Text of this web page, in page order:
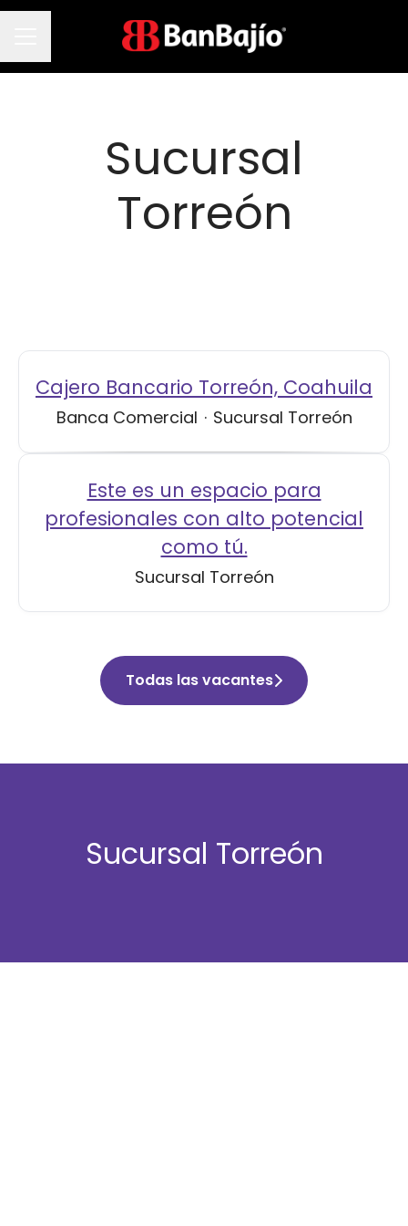
Menú de empleo
Sucursal
Torreón
Cajero Bancario Torreón, Coahuila
Banca Comercial · Sucursal Torreón
Este es un espacio para
profesionales con alto potencial
como tú.
Sucursal Torreón
Todas las vacantes
Sucursal Torreón